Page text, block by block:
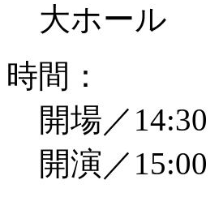
大ホール
時間：
開場／14:30
開演／15:00